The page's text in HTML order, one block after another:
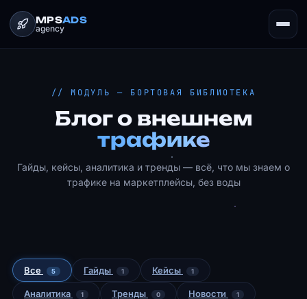
MPSADS
agency
// МОДУЛЬ — БОРТОВАЯ БИБЛИОТЕКА
Блог о внешнем
трафике
Гайды, кейсы, аналитика и тренды — всё, что мы знаем о
трафике на маркетплейсы, без воды
Все 5 Гайды 1 Кейсы 1
Аналитика 1 Тренды 0 Новости 1